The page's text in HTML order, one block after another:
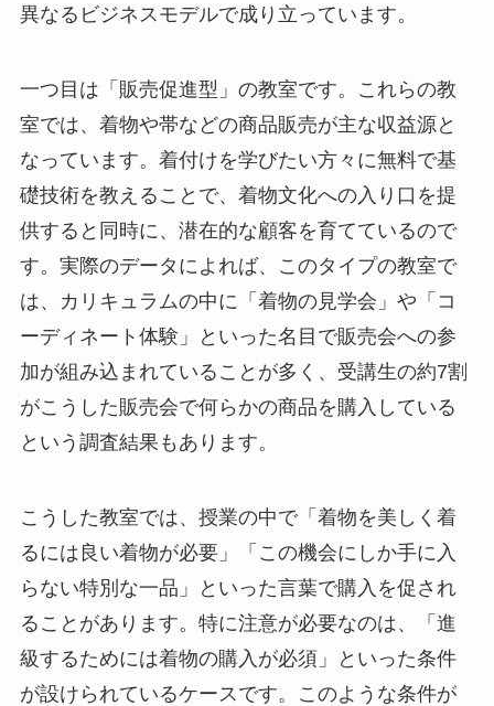
異なるビジネスモデルで成り立っています。
一つ目は「販売促進型」の教室です。これらの教
室では、着物や帯などの商品販売が主な収益源と
なっています。着付けを学びたい方々に無料で基
礎技術を教えることで、着物文化への入り口を提
供すると同時に、潜在的な顧客を育てているので
す。実際のデータによれば、このタイプの教室で
は、カリキュラムの中に「着物の見学会」や「コ
ーディネート体験」といった名目で販売会への参
加が組み込まれていることが多く、受講生の約7割
がこうした販売会で何らかの商品を購入している
という調査結果もあります。
こうした教室では、授業の中で「着物を美しく着
るには良い着物が必要」「この機会にしか手に入
らない特別な一品」といった言葉で購入を促され
ることがあります。特に注意が必要なのは、「進
級するためには着物の購入が必須」といった条件
が設けられているケースです。このような条件が